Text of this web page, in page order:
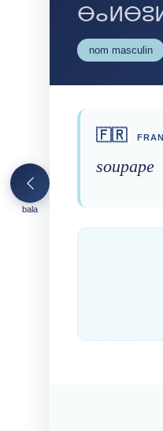
bala
nom masculin
🇫🇷
soupape